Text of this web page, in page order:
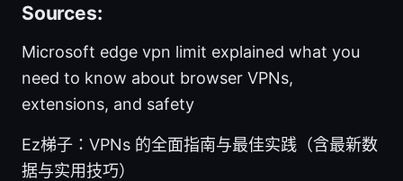
Sources:
Microsoft edge vpn limit explained what you
need to know about browser VPNs,
extensions, and safety
Ez梯子：VPNs 的全面指南与最佳实践（含最新数
据与实用技巧）